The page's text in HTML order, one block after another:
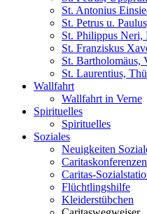
St. Antonius
St. Petrus u.
St. Philippus Neri,
St. Franziskus
St. Bartholomäus,
St. Laurentius,
Wallfahrt
Wallfahrt in Verne
Spirituelles
Spirituelles
Soziales
Neuigkeiten
Caritaskonferenzen
Caritas-
Flüchtlingshilfe
Kleiderstübchen